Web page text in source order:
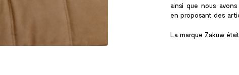
ainsi que nous
en proposant des
La marque Zakuw